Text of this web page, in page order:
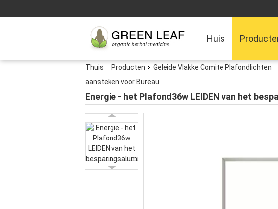
Huis
Thuis Producten Geleide Vlakke Comité Plafondlichten
aansteken voor Bureau
Energie - het Plafond36w LEIDEN van het